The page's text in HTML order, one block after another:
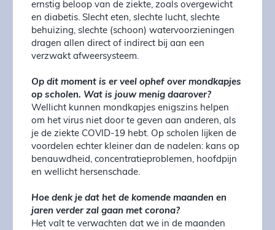
ernstig beloop van de ziekte, zoals overgewicht
en diabetis. Slecht eten, slechte lucht, slechte
behuizing, slechte (schoon) watervoorzieningen
dragen allen direct of indirect bij aan een
verzwakt afweersysteem.
Op dit moment is er veel ophef over mondkapjes
op scholen. Wat is jouw menig daarover?
Wellicht kunnen mondkapjes enigszins helpen
om het virus niet door te geven aan anderen, als
je de ziekte COVID-19 hebt. Op scholen lijken de
voordelen echter kleiner dan de nadelen: kans op
benauwdheid, concentratieproblemen, hoofdpijn
en wellicht hersenschade.
Hoe denk je dat het de komende maanden en
jaren verder zal gaan met corona?
Het valt te verwachten dat we in de maanden